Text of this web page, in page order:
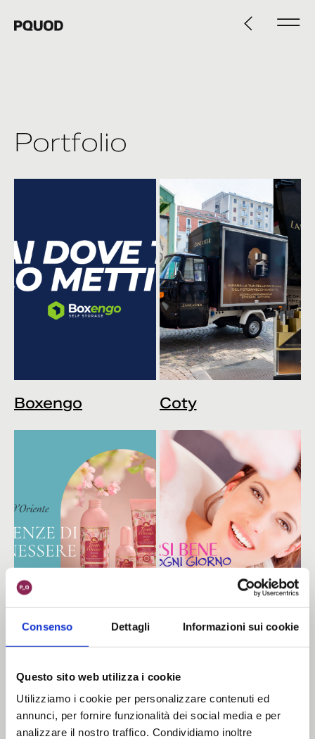
Consenso Dettagli Informazioni sui cookie
Questo sito web utilizza i cookie
Utilizziamo i cookie per personalizzare contenuti ed
annunci, per fornire funzionalità dei social media e per
analizzare il nostro traffico. Condividiamo inoltre
Portfolio
Boxengo Coty